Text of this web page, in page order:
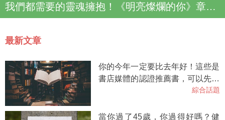
我們都需要的靈魂擁抱！《明亮燦爛的你》章魚故事登上Netflix登上Top2
最新文章
你的今年一定要比去年好！這些是
書店媒體的認證推薦書，可以先從
綜合話題
當你過了45歲，你過得好嗎？健